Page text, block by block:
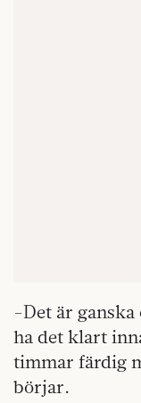
-Det är
ha det klart
timmar färdig
börjar.